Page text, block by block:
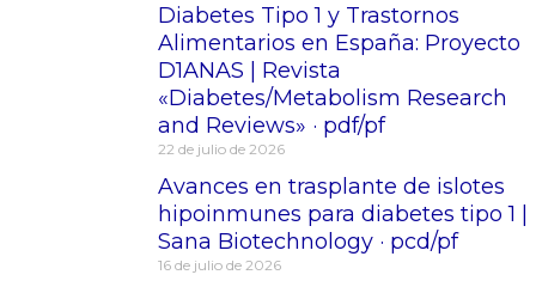
Diabetes Tipo 1 y Trastornos
Alimentarios en España: Proyecto
D1ANAS | Revista
«Diabetes/Metabolism Research
and Reviews» · pdf/pf
22 de julio de 2026
Avances en trasplante de islotes
hipoinmunes para diabetes tipo 1 |
Sana Biotechnology · pcd/pf
16 de julio de 2026